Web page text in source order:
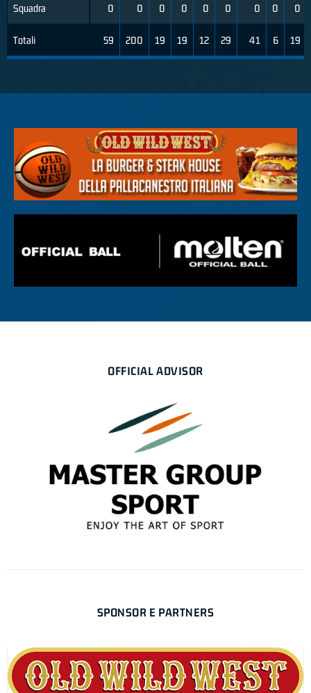
Squadra
Totali
0 0 0 0 0 0 0 0 0
59 200 19 19 12 29 41 6 19
OFFICIAL ADVISOR
SPONSOR E PARTNERS